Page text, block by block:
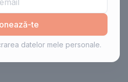
te
datelor mele personale.